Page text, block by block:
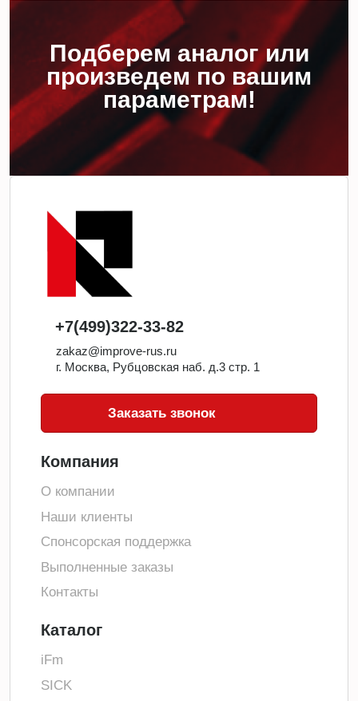
Подберем аналог или
произведем по вашим
параметрам!
+7(499)322-33-82
zakaz@improve-rus.ru
г. Москва, Рубцовская наб. д.3 стр. 1
Заказать звонок
Компания
О компании
Наши клиенты
Спонсорская поддержка
Выполненные заказы
Контакты
Каталог
iFm
SICK